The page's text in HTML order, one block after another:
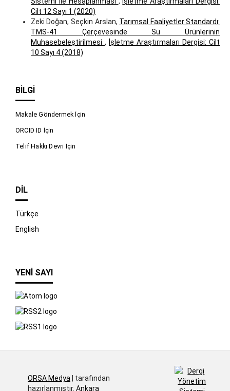
İndir
Cilt 12 Sayı 1 (2020)
Zeki Doğan, Seçkin Arslan, Tarımsal Faaliyetler Standardı:
TMS-41 Çerçevesinde Su Ürünlerinin
Muhasebeleştirilmesi , İşletme Araştırmaları Dergisi: Cilt
10 Sayı 4 (2018)
BILGI
Makale Göndermek İçin
ORCID ID İçin
Telif Hakkı Devri İçin
DIL
Türkçe
English
YENI SAYI
ORSA Medya| tarafından
hazırlanmıştır. Ankara